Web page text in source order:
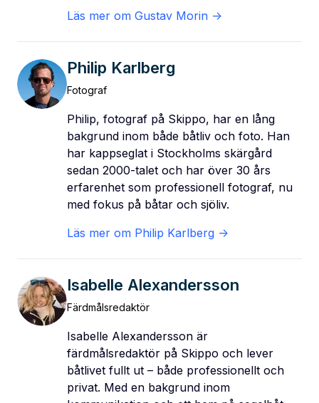
Läs mer om Gustav Morin ->
Philip Karlberg
Fotograf
Philip, fotograf på Skippo, har en lång
bakgrund inom både båtliv och foto. Han
har kappseglat i Stockholms skärgård
sedan 2000-talet och har över 30 års
erfarenhet som professionell fotograf, nu
med fokus på båtar och sjöliv.
Läs mer om Philip Karlberg ->
Isabelle Alexandersson
Färdmålsredaktör
Isabelle Alexandersson är
färdmålsredaktör på Skippo och lever
båtlivet fullt ut – både professionellt och
privat. Med en bakgrund inom